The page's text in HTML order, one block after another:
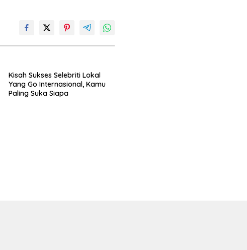
Kisah Sukses Selebriti Lokal
Yang Go Internasional, Kamu
Paling Suka Siapa